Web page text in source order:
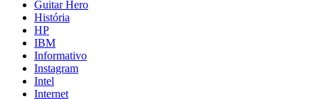
Guitar Hero
História
HP
IBM
Informativo
Instagram
Intel
Internet